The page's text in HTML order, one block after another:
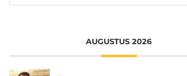
AUGUSTUS 2026